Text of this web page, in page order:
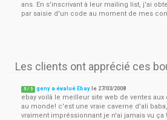
ans. En s'inscrivant à leur mailing list, j'ai
par saisie d'un code au moment de mes
Les clients ont apprécié ces
5 / 5 geny a évalué Ebay le 27/03/2008
ebay voilà le meilleur site web de ventes
au monde! c'est une vraie caverne d'ali
vraiment impréssionnant je n'ai jamais vu ça